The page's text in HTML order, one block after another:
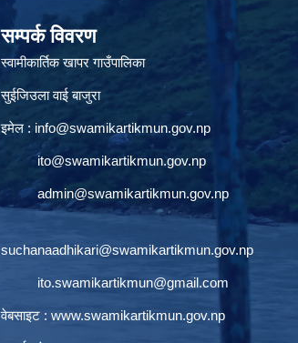
सम्पर्क विवरण
स्वामीकार्तिक खापर गाउँपालिका
सुईजिउला वाई बाजुरा
इमेल : info@swamikartikmun.gov.np
ito@swamikartikmun.gov.np
admin@swamikartikmun.gov.np
suchanaadhikari@swamikartikmun.gov.np
ito.swamikartikmun@gmail.com
वेबसाइट : www.swamikartikmun.gov.np